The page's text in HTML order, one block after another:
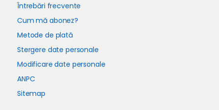
Întrebări frecvente
Cum mă abonez?
Metode de plată
Stergere date personale
Modificare date personale
ANPC
Sitemap